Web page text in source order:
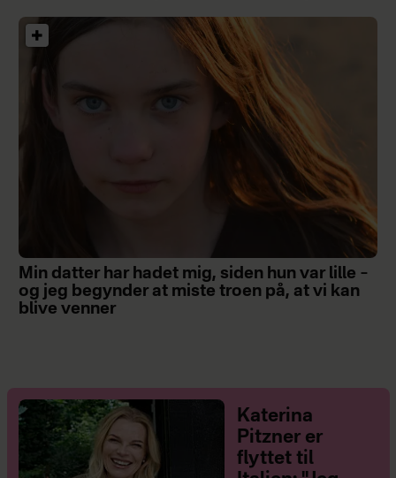
Min datter har hadet mig, siden hun var lille –
og jeg begynder at miste troen på, at vi kan
blive venner
Katerina
Pitzner er
flyttet til